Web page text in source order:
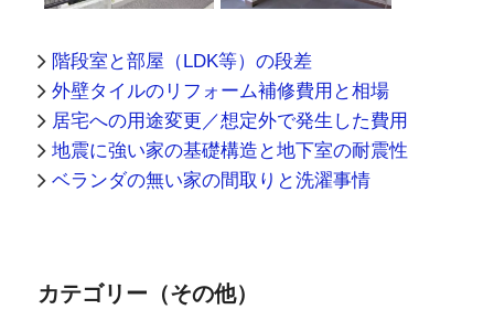
階段室と部屋（LDK等）の段差
外壁タイルのリフォーム補修費用と相場
居宅への用途変更／想定外で発生した費用
地震に強い家の基礎構造と地下室の耐震性
ベランダの無い家の間取りと洗濯事情
カテゴリー（その他）